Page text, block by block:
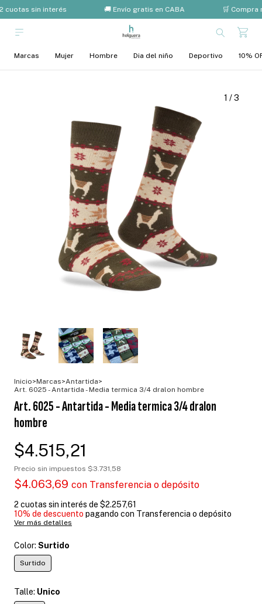
cuotas sin interés 🚚 Envío gratis en CABA 🛒 Compra
Marcas Mujer Hombre Dia del niño Deportivo 10%
1 /3
Inicio>Marcas>Antartida>
Art. 6025 - Antartida - Media termica 3/4 dralon hombre
Art. 6025 - Antartida - Media termica 3/4 dralon
hombre
$4.515,21
Precio sin impuestos $3.731,58
$4.063,69 con Transferencia o depósito
2 cuotas sin interés de $2.257,61
10% de descuento pagando con Transferencia o depósito
Ver más detalles
Color: Surtido
Surtido
Talle: Unico